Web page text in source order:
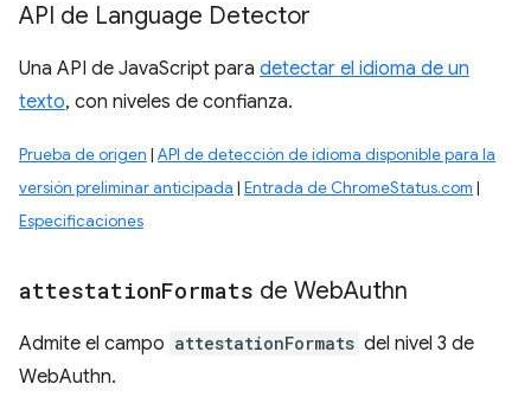
API de Language Detector
Una API de JavaScript para detectar el idioma de un
texto, con niveles de confianza.
Prueba de origen | API de detección de idioma disponible para la
versión preliminar anticipada | Entrada de ChromeStatus.com |
Especificaciones
attestationFormats de WebAuthn
Admite el campo attestationFormats del nivel 3 de
WebAuthn.